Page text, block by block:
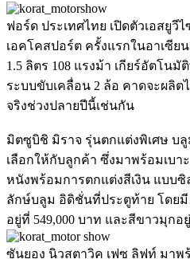
ฟอร์ด ประเทศไทย เปิดตัวเอสยูวี
เอคโคสปอร์ต ครั้งแรกในอาเซีย
1.5 ลิตร 108 แรงม้า เกียร์อัตโน
ระบบขับเคลื่อน 2 ล้อ คาดจะผลิต
จริงช่วงปลายปีนี้เช่นกัน
มิตซูบิชิ มิราจ รุ่นตกแต่งพิเศษ บ
เลือกให้กับลูกค้า ซึ่งมาพร้อมเบา
หนังพร้อมการตกแต่งสีเงิน แบบซิ
ลักษ์บลูม อิดิชั่นที่ประตูท้าย โดยมี
อยู่ที่ 549,000 บาท และสีขาวมุกอ
ซันยอง นิวสตาวิค เฟซ ลิฟท์ มาพ